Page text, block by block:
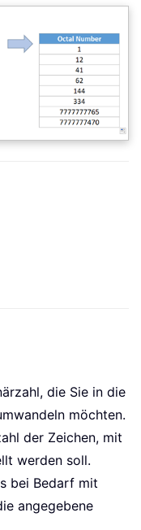
die Sie in die
möchten.
der Zeichen, mit
werden soll.
bei Bedarf mit
angegebene